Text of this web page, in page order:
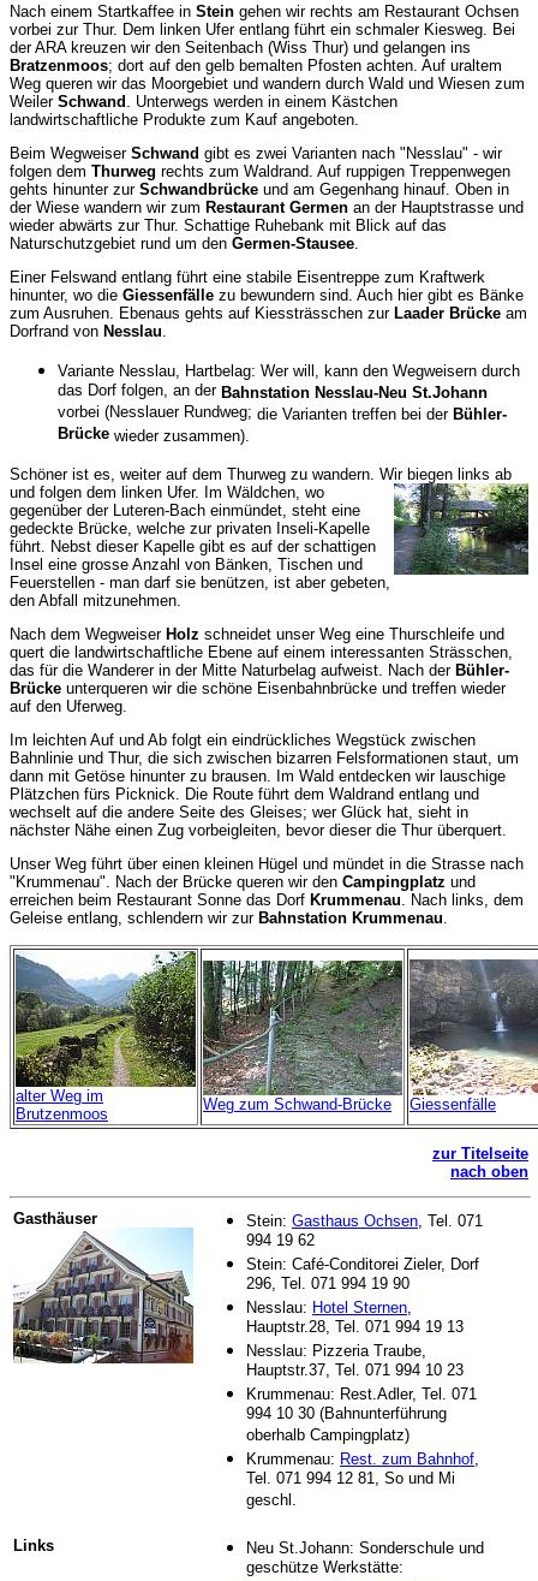
Nach einem Startkaffee in Stein gehen wir rechts am Restaurant Ochsen
vorbei zur Thur. Dem linken Ufer entlang führt ein schmaler Kiesweg. Bei
der ARA kreuzen wir den Seitenbach (Wiss Thur) und gelangen ins
Bratzenmoos; dort auf den gelb bemalten Pfosten achten. Auf uraltem
Weg queren wir das Moorgebiet und wandern durch Wald und Wiesen zum
Weiler Schwand
. Unterwegs werden in einem Kästchen
landwirtschaftliche Produkte zum Kauf angeboten.
Beim Wegweiser Schwand gibt es zwei Varianten nach "Nesslau" - wir
folgen dem Thurweg rechts zum Waldrand. Auf ruppigen Treppenwegen
gehts hinunter zur Schwandbrücke und am Gegenhang hinauf. Oben in
der Wiese wandern wir zum Restaurant Germen an der Hauptstrasse und
wieder abwärts zur Thur. Schattige Ruhebank mit Blick auf das
Naturschutzgebiet rund um den Germen-Stausee
Einer Felswand entlang führt eine stabile Eisentreppe zum Kraftwerk
hinunter, wo die Giessenfälle zu bewundern sind. Auch hier gibt es Bänke
zum Ausruhen. Ebenaus gehts auf Kiessträsschen zur Laader Brücke am
Dorfrand von Nesslau
Variante Nesslau, Hartbelag: Wer will, kann den Wegweisern durch
das Dorf folgen, an der Bahnstation Nesslau-Neu St.Johann
vorbei (Nesslauer Rundweg; die Varianten treffen bei der Bühler-
Brücke wieder zusammen).
Schöner ist es, weiter auf dem Thurweg zu wandern. Wir biegen links ab
und folgen dem linken Ufer.
Im Wäldchen, wo
gegenüber der Luteren-Bach einmündet, steht eine
gedeckte Brücke, welche zur privaten Inseli-Kapelle
führt. Nebst dieser Kapelle gibt es auf der schattigen
Insel eine grosse Anzahl von Bänken, Tischen und
Feuerstellen - man darf sie benützen, ist aber gebeten,
den Abfall mitzunehmen.
Nach dem Wegweiser Holz schneidet unser Weg eine Thurschleife und
quert die landwirtschaftliche Ebene auf einem interessanten Strässchen,
das für die Wanderer in der Mitte Naturbelag aufweist. Nach der Bühler-
Brücke unterqueren wir die schöne Eisenbahnbrücke und treffen wieder
auf den Uferweg.
Im leichten Auf und Ab folgt ein eindrückliches Wegstück zwischen
Bahnlinie und Thur, die sich zwischen bizarren Felsformationen staut, um
dann mit Getöse hinunter zu brausen. Im Wald entdecken wir lauschige
Plätzchen fürs Picknick. Die Route führt dem Waldrand entlang und
wechselt auf die andere Seite des Gleises; wer Glück hat, sieht in
nächster Nähe einen Zug vorbeigleiten, bevor dieser die Thur überquert.
Unser Weg führt über einen kleinen Hügel und mündet in die Strasse nach
"Krummenau". Nach der Brücke queren wir den Campingplatz und
erreichen beim Restaurant Sonne das Dorf Krummenau . Nach links, dem
Geleise entlang, schlendern wir zur Bahnstation Krummenau
alter Weg im
Brutzenmoos
Weg zum Schwand-Brücke Giessenfälle
zur Titelseite
nach oben
Gasthäuser Stein: Gasthaus Ochsen, Tel. 071
994 19 62
Stein: Café-Conditorei Zieler, Dorf
296, Tel. 071 994 19 90
Nesslau: Hotel Sternen,
Hauptstr.28, Tel. 071 994 19 13
Nesslau: Pizzeria Traube,
Hauptstr.37, Tel. 071 994 10 23
Krummenau: Rest.Adler, Tel. 071
994 10 30 (Bahnunterführung
oberhalb Campingplatz)
Krummenau: Rest. zum Bahnhof,
Tel. 071 994 12 81, So und Mi
geschl.
Links Neu St.Johann: Sonderschule und
geschütze Werkstätte: